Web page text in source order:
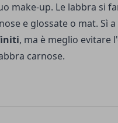
make-up. Le labbra si
e glossate o mat. Sì
, ma è meglio evitare
carnose.